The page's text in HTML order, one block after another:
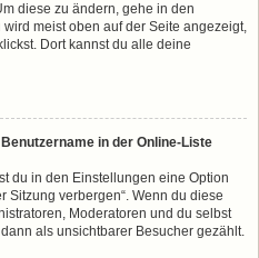
diese zu ändern, gehe in den
meist oben auf der Seite angezeigt,
Dort kannst du alle deine
in der Online-Liste
du in den Einstellungen eine Option
Sitzung verbergen“. Wenn du diese
Moderatoren und du selbst
als unsichtbarer Besucher gezählt.